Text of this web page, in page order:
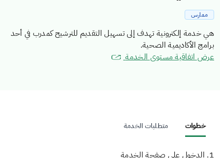
ممارس
هي خدمة إلكترونية تهدف إلى تسهيل التقديم للترشيح كمدرب في أحد
برامج الأكاديمية الصحية.
عرض اتفاقية مستوى الخدمة
خطوات متطلبات الخدمة
1. الدخول على صفحة الخدمة